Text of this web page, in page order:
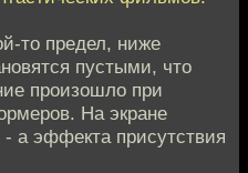
то предел, ниже
пустыми, что
произошло при
На экране
- а эффекта присутствия